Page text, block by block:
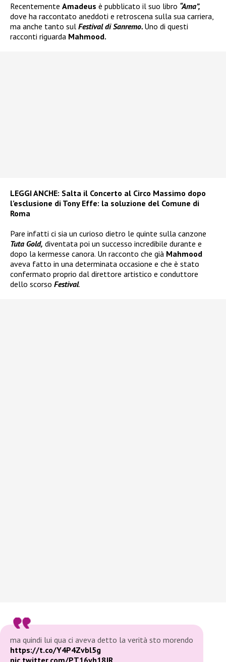
Recentemente Amadeus è pubblicato il suo libro “Ama”,
dove ha raccontato aneddoti e retroscena sulla sua carriera,
ma anche tanto sul Festival di Sanremo. Uno di questi
racconti riguarda Mahmood.
LEGGI ANCHE: Salta il Concerto al Circo Massimo dopo
l’esclusione di Tony Effe: la soluzione del Comune di
Roma
Pare infatti ci sia un curioso dietro le quinte sulla canzone
Tuta Gold, diventata poi un successo incredibile durante e
dopo la kermesse canora. Un racconto che già Mahmood
aveva fatto in una determinata occasione e che è stato
confermato proprio dal direttore artistico e conduttore
dello scorso Festival.
ma quindi lui qua ci aveva detto la verità sto morendo
https://t.co/Y4P4Zvbl5g
pic.twitter.com/PT16yh18JR